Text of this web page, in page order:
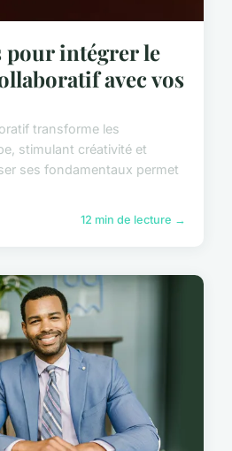
pour intégrer le
avec vos
transforme les
stimulant créativité et
ses fondamentaux permet
12 min de lecture →